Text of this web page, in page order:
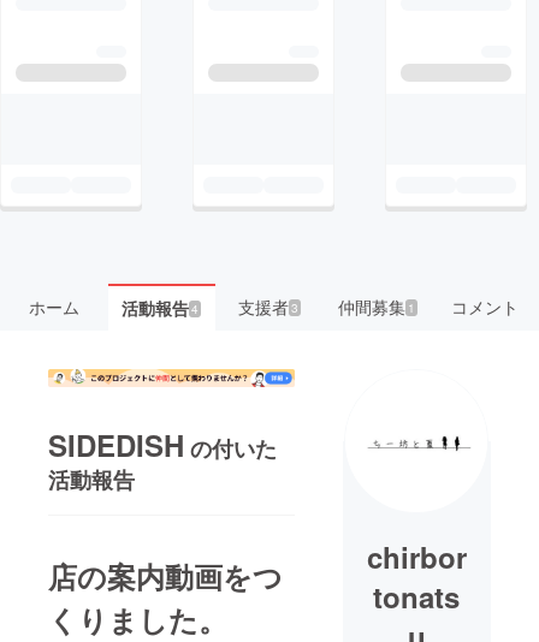
ホーム 活動報告4 支援者3 仲間募集 1 コメント
SIDEDISH の付いた
活動報告
店の案内動画をつ
くりました。
chirbor
tonats